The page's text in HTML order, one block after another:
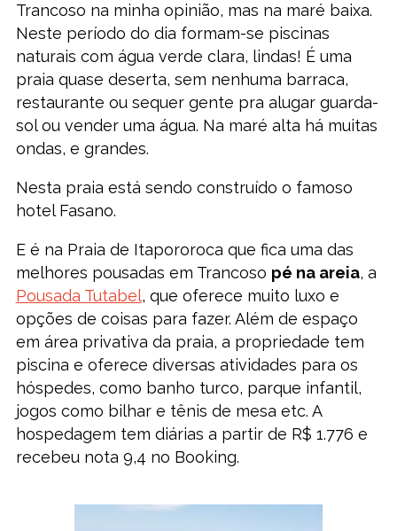
Trancoso na minha opinião, mas na maré baixa.
Neste período do dia formam-se piscinas
naturais com água verde clara, lindas! É uma
praia quase deserta, sem nenhuma barraca,
restaurante ou sequer gente pra alugar guarda-
sol ou vender uma água. Na maré alta há muitas
ondas, e grandes.
Nesta praia está sendo construído o famoso
hotel Fasano.
E é na Praia de Itapororoca que fica uma das
melhores pousadas em Trancoso pé na areia, a
Pousada Tutabel, que oferece muito luxo e
opções de coisas para fazer. Além de espaço
em área privativa da praia, a propriedade tem
piscina e oferece diversas atividades para os
hóspedes, como banho turco, parque infantil,
jogos como bilhar e tênis de mesa etc. A
hospedagem tem diárias a partir de R$ 1.776 e
recebeu nota 9,4 no Booking.